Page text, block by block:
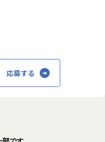
・教育専門家・デザイ
化
資金調達を完了し、新
います。
ータ活用の重要性が高
にできるデータサイエ
、募集いたします。
（月平均5時間）
応募する